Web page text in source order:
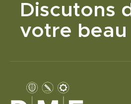
Discutons
votre